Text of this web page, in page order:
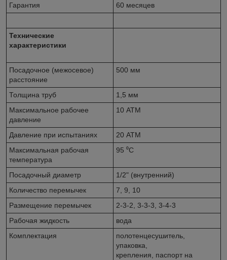
Гарантия
60 месяцев
Технические
характеристики
Посадочное (межосевое)
расстояние
500 мм
Толщина труб
1,5 мм
Максимальное рабочее
давление
10 АТМ
Давление при испытаниях
20 АТМ
Максимальная рабочая
температура
95 ⁰С
Посадочный диаметр
1/2" (внутренний)
Количество перемычек
7, 9, 10
Размещение перемычек
2-3-2, 3-3-3, 3-4-3
Рабочая жидкость
вода
Комплектация
полотенцесушитель,
упаковка,
крепления, паспорт на